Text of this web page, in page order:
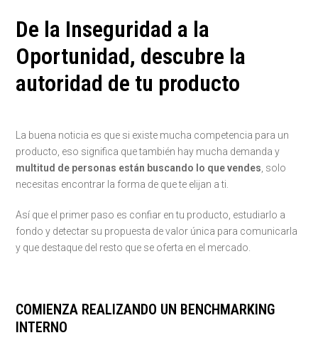
De la Inseguridad a la
Oportunidad, descubre la
autoridad de tu producto
La buena noticia es que si existe mucha competencia para un
producto, eso significa que también hay mucha demanda y
multitud de personas están buscando lo que vendes, solo
necesitas encontrar la forma de que te elijan a ti.
Así que el primer paso es confiar en tu producto, estudiarlo a
fondo y detectar su propuesta de valor única para comunicarla
y que destaque del resto que se oferta en el mercado.
COMIENZA REALIZANDO UN BENCHMARKING
INTERNO